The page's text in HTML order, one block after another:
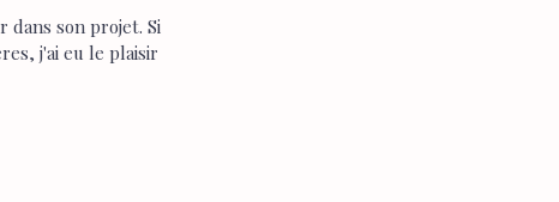
son projet. Si
j'ai eu le plaisir